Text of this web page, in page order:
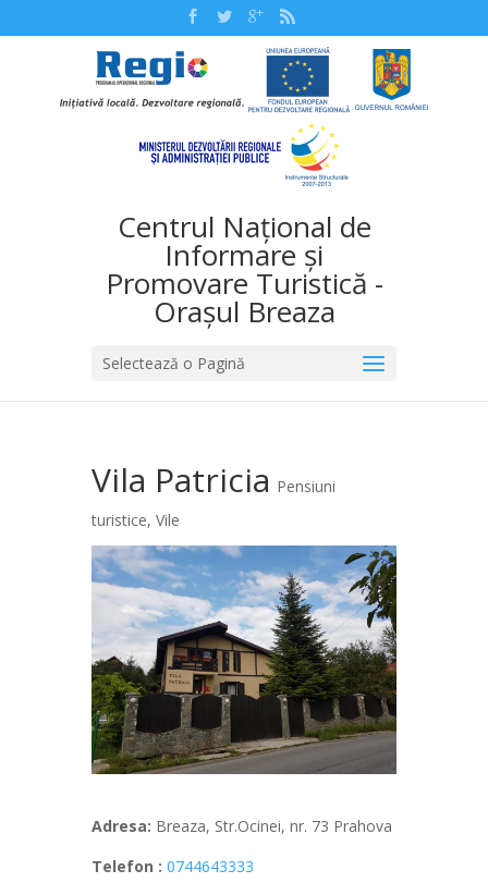
Centrul Național de
Informare și
Promovare Turistică -
Orașul Breaza
Selectează o Pagină
Vila Patricia Pensiuni
turistice, Vile
Adresa: Breaza, Str.Ocinei, nr. 73 Prahova
Telefon : 0744643333